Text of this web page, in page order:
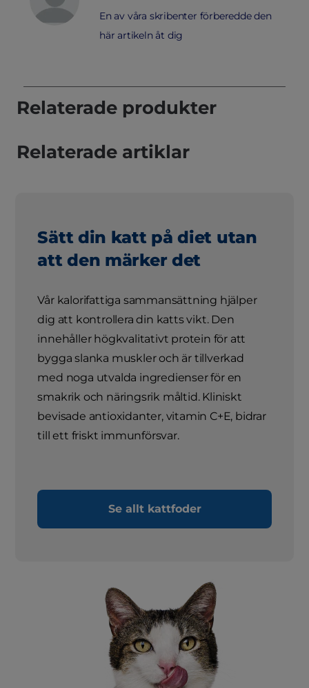
En av våra skribenter förberedde den
här artikeln åt dig
Relaterade produkter
Relaterade artiklar
Sätt din katt på diet utan
att den märker det
Vår kalorifattiga sammansättning hjälper
dig att kontrollera din katts vikt. Den
innehåller högkvalitativt protein för att
bygga slanka muskler och är tillverkad
med noga utvalda ingredienser för en
smakrik och näringsrik måltid. Kliniskt
bevisade antioxidanter, vitamin C+E, bidrar
till ett friskt immunförsvar.
Se allt kattfoder